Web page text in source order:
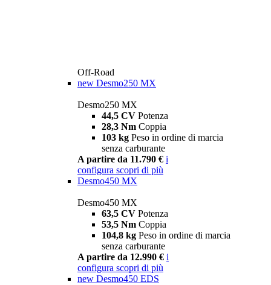
Off-Road
new Desmo250 MX
Desmo250 MX
44,5 CV Potenza
28,3 Nm Coppia
103 kg Peso in ordine di marcia
senza carburante
A partire da 11.790 € i
configura scopri di più
Desmo450 MX
Desmo450 MX
63,5 CV Potenza
53,5 Nm Coppia
104,8 kg Peso in ordine di marcia
senza carburante
A partire da 12.990 € i
configura scopri di più
new Desmo450 EDS